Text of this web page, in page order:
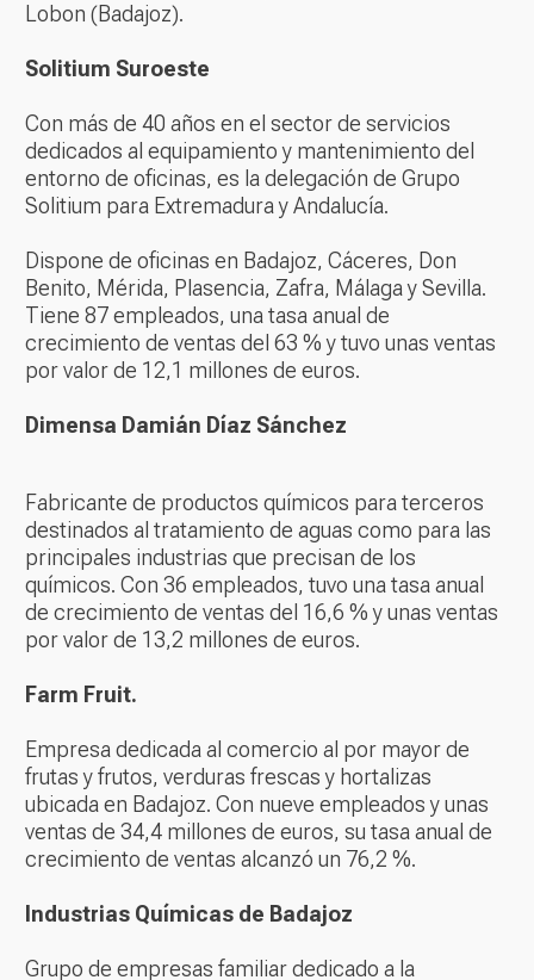
Lobon (Badajoz).
Solitium Suroeste
Con más de 40 años en el sector de servicios
dedicados al equipamiento y mantenimiento del
entorno de oficinas, es la delegación de Grupo
Solitium para Extremadura y Andalucía.
Dispone de oficinas en Badajoz, Cáceres, Don
Benito, Mérida, Plasencia, Zafra, Málaga y Sevilla.
Tiene 87 empleados, una tasa anual de
crecimiento de ventas del 63 % y tuvo unas ventas
por valor de 12,1 millones de euros.
Dimensa Damián Díaz Sánchez
Fabricante de productos químicos para terceros
destinados al tratamiento de aguas como para las
principales industrias que precisan de los
químicos. Con 36 empleados, tuvo una tasa anual
de crecimiento de ventas del 16,6 % y unas ventas
por valor de 13,2 millones de euros.
Farm Fruit.
Empresa dedicada al comercio al por mayor de
frutas y frutos, verduras frescas y hortalizas
ubicada en Badajoz. Con nueve empleados y unas
ventas de 34,4 millones de euros, su tasa anual de
crecimiento de ventas alcanzó un 76,2 %.
Industrias Químicas de Badajoz
Grupo de empresas familiar dedicado a la